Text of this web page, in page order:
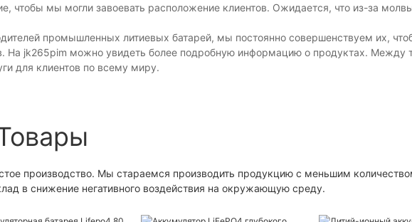
чтобы мы могли завоевать расположение клиентов. Ожидается, что из-за
промышленных литиевых батарей, мы постоянно совершенствуем их,
На jk265pim можно увидеть более подробную информацию о продуктах. Между
для клиентов по всему миру.
производство. Мы стараемся производить продукцию с меньшим
в снижение негативного воздействия на окружающую среду.